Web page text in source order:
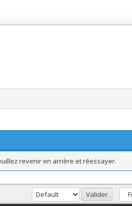
revenir en arrière et réessayer.